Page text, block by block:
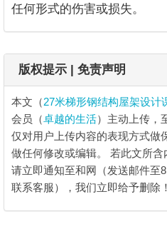
任何形式的伤害或损失。
版权提示 | 免责声明
本文（27米梯形钢结构屋架设计
会员（卓越的生活）主动上传，
仅对用户上传内容的表现方式做
做任何修改或编辑。 若此文所含
请立即通知至和网（发送邮件至
联系客服），我们立即给予删除！